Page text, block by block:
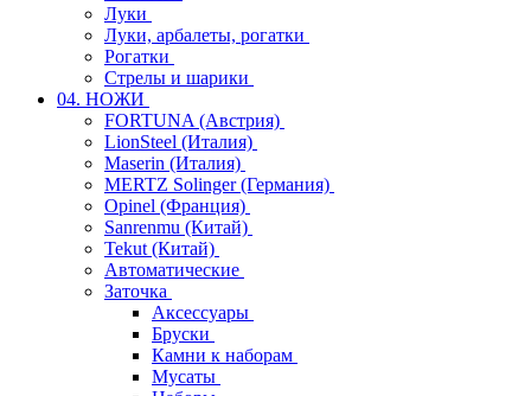
Луки
Луки, арбалеты, рогатки
Рогатки
Стрелы и шарики
04. НОЖИ
FORTUNA (Австрия)
LionSteel (Италия)
Maserin (Италия)
MERTZ Solinger (Германия)
Opinel (Франция)
Sanrenmu (Китай)
Tekut (Китай)
Автоматические
Заточка
Аксессуары
Бруски
Камни к наборам
Мусаты